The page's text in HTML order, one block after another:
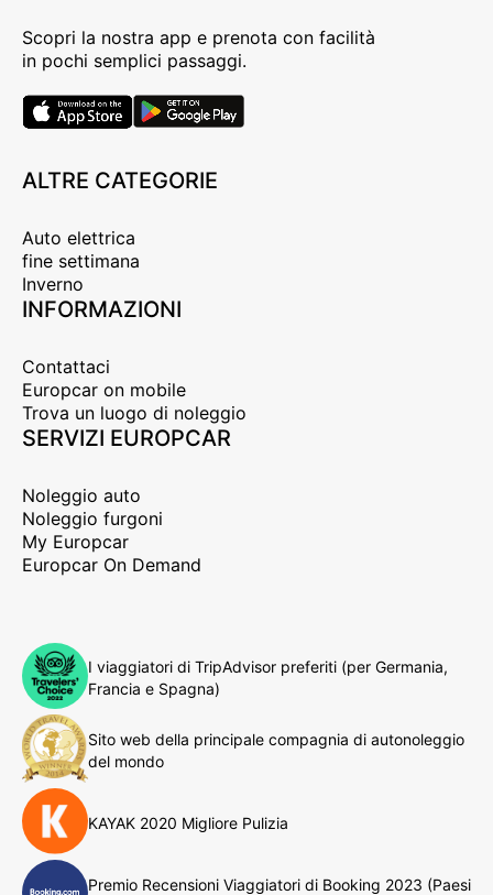
Scopri la nostra app e prenota con facilità
in pochi semplici passaggi.
ALTRE CATEGORIE
Auto elettrica
fine settimana
Inverno
INFORMAZIONI
Contattaci
Europcar on mobile
Trova un luogo di noleggio
SERVIZI EUROPCAR
Noleggio auto
Noleggio furgoni
My Europcar
Europcar On Demand
I viaggiatori di TripAdvisor preferiti (per Germania,
Francia e Spagna)
Sito web della principale compagnia di autonoleggio
del mondo
KAYAK 2020 Migliore Pulizia
Premio Recensioni Viaggiatori di Booking 2023 (Paesi